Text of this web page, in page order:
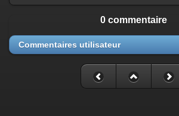
0 commentaire
Commentaires utilisateur